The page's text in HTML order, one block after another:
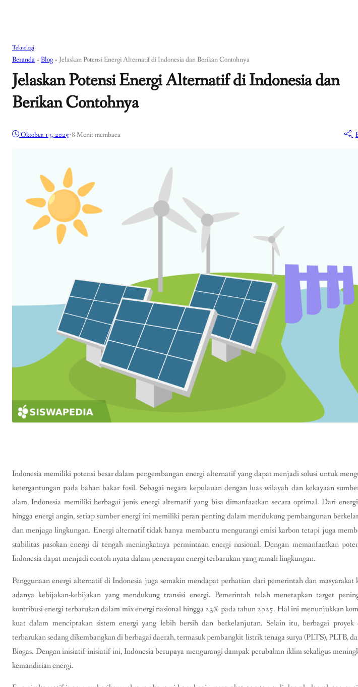
Teknologi
Beranda » Blog » Jelaskan Potensi Energi Alternatif di Indonesia dan Berikan Contohnya
Jelaskan Potensi Energi Alternatif di Indonesia dan
Berikan Contohnya
Oktober 13, 2025•8 Menit membaca
Indonesia memiliki potensi besar dalam pengembangan energi alternatif yang dapat menjadi solusi untuk
ketergantungan pada bahan bakar fosil. Sebagai negara kepulauan dengan luas wilayah dan kekayaan
alam, Indonesia memiliki berbagai jenis energi alternatif yang bisa dimanfaatkan secara optimal. Dari
hingga energi angin, setiap sumber energi ini memiliki peran penting dalam mendukung pembangunan
dan menjaga lingkungan. Energi alternatif tidak hanya membantu mengurangi emisi karbon tetapi juga
stabilitas pasokan energi di tengah meningkatnya permintaan energi nasional. Dengan memanfaatkan
Indonesia dapat menjadi contoh nyata dalam penerapan energi terbarukan yang ramah lingkungan.
Penggunaan energi alternatif di Indonesia juga semakin mendapat perhatian dari pemerintah dan masyarakat
adanya kebijakan-kebijakan yang mendukung transisi energi. Pemerintah telah menetapkan target
kontribusi energi terbarukan dalam mix energi nasional hingga 23% pada tahun 2025. Hal ini menunjukkan
kuat dalam menciptakan sistem energi yang lebih bersih dan berkelanjutan. Selain itu, berbagai proyek
terbarukan sedang dikembangkan di berbagai daerah, termasuk pembangkit listrik tenaga surya (PLTS), PLTB,
Biogas. Dengan inisiatif-inisiatif ini, Indonesia berupaya mengurangi dampak perubahan iklim sekaligus
kemandirian energi.